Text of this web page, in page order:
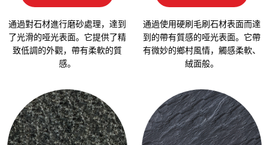
通過對石材進行磨砂處理，達到
了光滑的哑光表面。它提供了精
致低調的外觀，帶有柔軟的質
感。
通過使用硬刷毛刷石材表面而達
到的帶有質感的哑光表面。它帶
有微妙的鄉村風情，觸感柔軟、
絨面般。